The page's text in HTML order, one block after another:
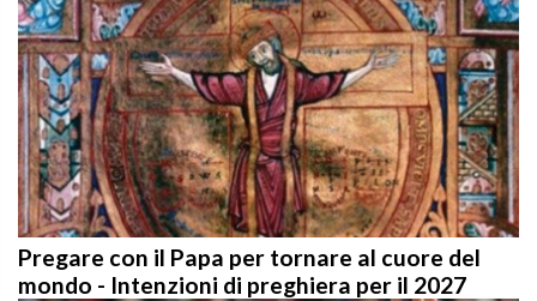
Pregare con il Papa per tornare al cuore del
mondo - Intenzioni di preghiera per il 2027